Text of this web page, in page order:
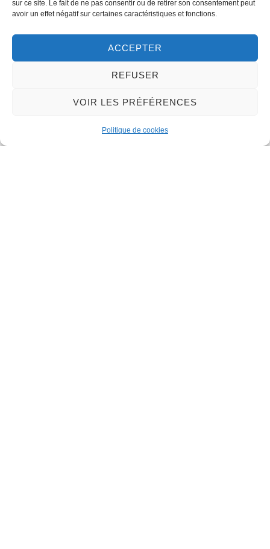
sur ce site. Le fait de ne pas consentir ou de retirer son consentement peut
avoir un effet négatif sur certaines caractéristiques et fonctions.
ACCEPTER
REFUSER
VOIR LES PRÉFÉRENCES
Politique de cookies
LA MAIRIE
Email :mairie@meung-sur-loire.com
+33 (0)2 38 46 94 94
Nous contacter